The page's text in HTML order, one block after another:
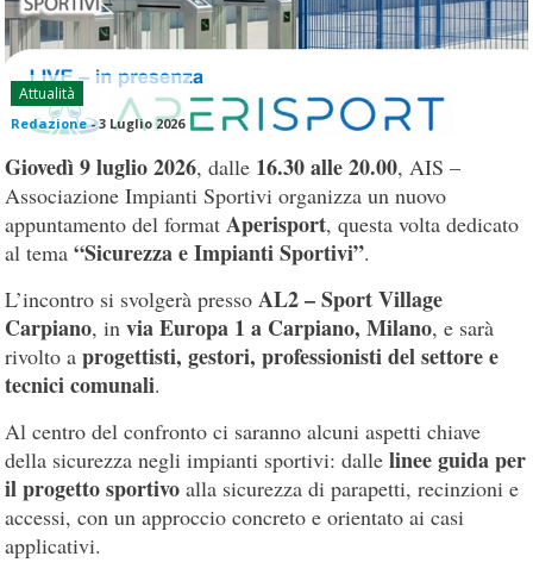
Attualità
Redazione-3 Luglio 2026
Giovedì 9 luglio 2026, dalle 16.30 alle 20.00, AIS –
Associazione Impianti Sportivi organizza un nuovo
appuntamento del format Aperisport, questa volta dedicato
al tema“Sicurezza e Impianti Sportivi”.
L’incontro si svolgerà presso AL2 – Sport Village
Carpiano, invia Europa 1 a Carpiano, Milano, e sarà
rivolto aprogettisti, gestori, professionisti del settore e
tecnici comunali.
Al centro del confronto ci saranno alcuni aspetti chiave
della sicurezza negli impianti sportivi: dallelinee guida per
il progetto sportivo alla sicurezza di parapetti, recinzioni e
accessi, con un approccio concreto e orientato ai casi
applicativi.